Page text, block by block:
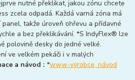
nutné překlikat, jakou zónu chcete
zcela odpadá. Každá varná zóna má
takže úroveň ohřevu a přídavné
a bez překlikávání. *S IndyFlex® lze
polovině desky do jedné velké.
ve velkém pekáči i v malých
a návod : *www-výrobce, návod